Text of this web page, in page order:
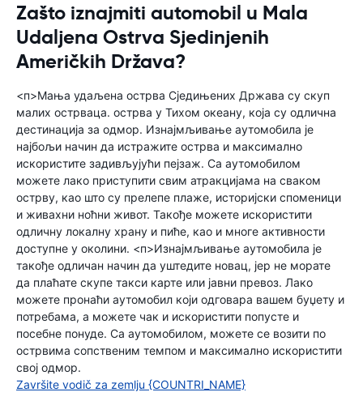
Zašto iznajmiti automobil u Mala
Udaljena Ostrva Sjedinjenih
Američkih Država?
<п>Мања удаљена острва Сједињених Држава су скуп
малих острваца. острва у Тихом океану, која су одлична
дестинација за одмор. Изнајмљивање аутомобила је
најбољи начин да истражите острва и максимално
искористите задивљујући пејзаж. Са аутомобилом
можете лако приступити свим атракцијама на сваком
острву, као што су прелепе плаже, историјски споменици
и живахни ноћни живот. Такође можете искористити
одличну локалну храну и пиће, као и многе активности
доступне у околини. <п>Изнајмљивање аутомобила је
такође одличан начин да уштедите новац, јер не морате
да плаћате скупе такси карте или јавни превоз. Лако
можете пронаћи аутомобил који одговара вашем буџету и
потребама, а можете чак и искористити попусте и
посебне понуде. Са аутомобилом, можете се возити по
острвима сопственим темпом и максимално искористити
свој одмор.
Završite vodič za zemlju {COUNTRI_NAME}